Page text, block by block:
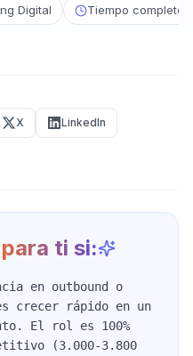
Digital Tiempo completo
X LinkedIn
ti si:
en outbound o
crecer rápido en un
El rol es 100%
(3.000-3.800